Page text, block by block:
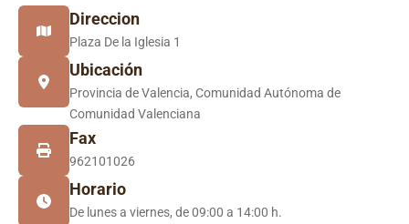
Direccion
Plaza De la Iglesia 1
Ubicación
Provincia de Valencia, Comunidad Autónoma de
Comunidad Valenciana
Fax
962101026
Horario
De lunes a viernes, de 09:00 a 14:00 h.